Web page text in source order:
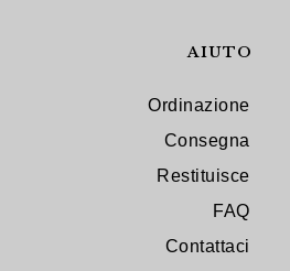
AIUTO
Ordinazione
Consegna
Restituisce
FAQ
Contattaci